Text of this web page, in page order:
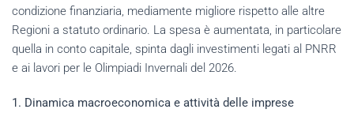
condizione finanziaria, mediamente migliore rispetto alle altre
Regioni a statuto ordinario. La spesa è aumentata, in particolare
quella in conto capitale, spinta dagli investimenti legati al PNRR
e ai lavori per le Olimpiadi Invernali del 2026.
1. Dinamica macroeconomica e attività delle imprese